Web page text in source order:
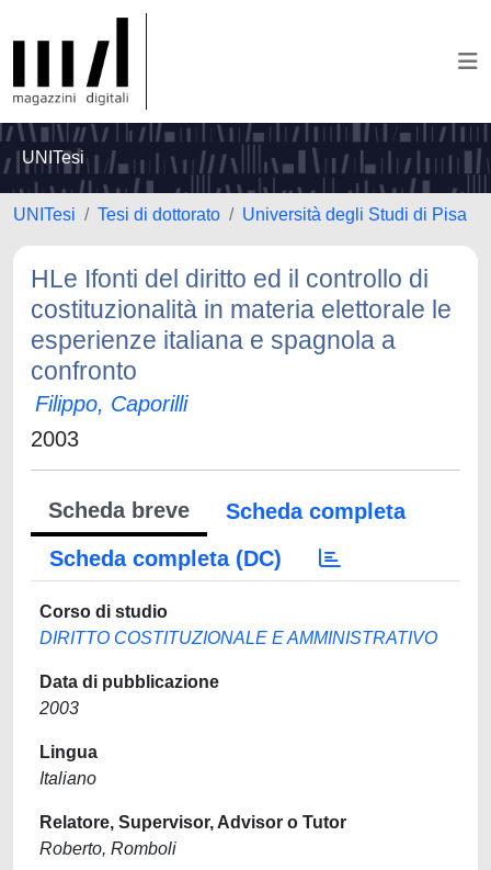
UNITesi
UNITesi Tesi di dottorato Università degli Studi di Pisa
HLe Ifonti del diritto ed il controllo di
costituzionalità in materia elettorale le
esperienze italiana e spagnola a
confronto
Filippo, Caporilli
2003
Scheda breve
Scheda completa
Scheda completa (DC)
Corso di studio
DIRITTO COSTITUZIONALE E AMMINISTRATIVO
Data di pubblicazione
2003
Lingua
Italiano
Relatore, Supervisor, Advisor o Tutor
Roberto, Romboli